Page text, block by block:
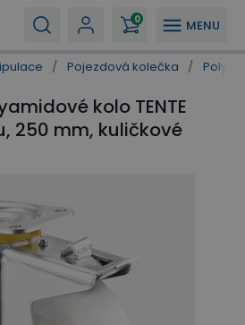
MENU
0
/ Pojezdová kolečka /
kolo TENTE
250 mm, kuličkové